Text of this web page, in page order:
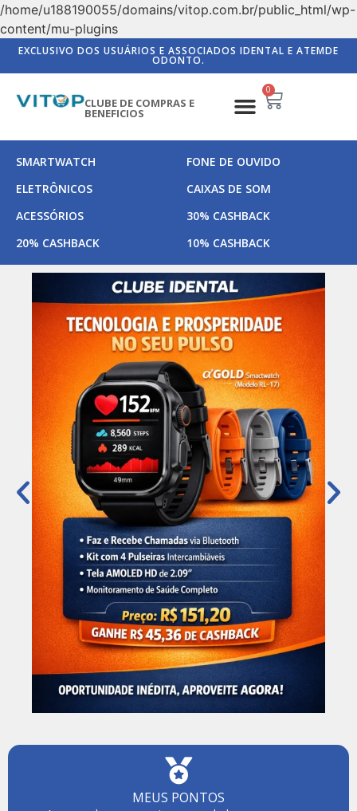
/home/u188190055/domains/vitop.com.br/public_html/wp-
content/mu-plugins
EXCLUSIVO DOS USUÁRIOS E ASSOCIADOS IDENTAL E ATEMDE
ODONTO.
CLUBE DE COMPRAS E
BENEFICIOS
0
SMARTWATCH
FONE DE OUVIDO
ELETRÔNICOS
CAIXAS DE SOM
ACESSÓRIOS
30% CASHBACK
20% CASHBACK
10% CASHBACK
MEUS PONTOS